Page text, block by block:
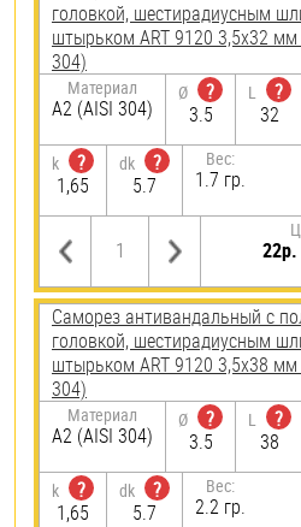
головкой, шестирадиусным
штырьком ART 9120 3,5х32 мм
304)
Материал
А2 (AISI 304)
Ø
?
3.5
L
?
32
k
?
1,65
dk
?
5.7
Вес:
1.7 гр.
Саморез антивандальный с
головкой, шестирадиусным
штырьком ART 9120 3,5х38 мм
304)
Материал
А2 (AISI 304)
Ø
?
3.5
L
?
38
k
?
1,65
dk
?
5.7
Вес:
2.2 гр.